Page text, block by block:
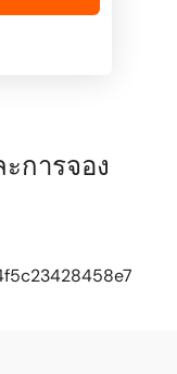
การจอง